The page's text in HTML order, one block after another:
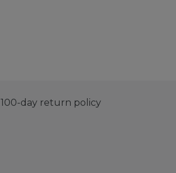
100-day return policy